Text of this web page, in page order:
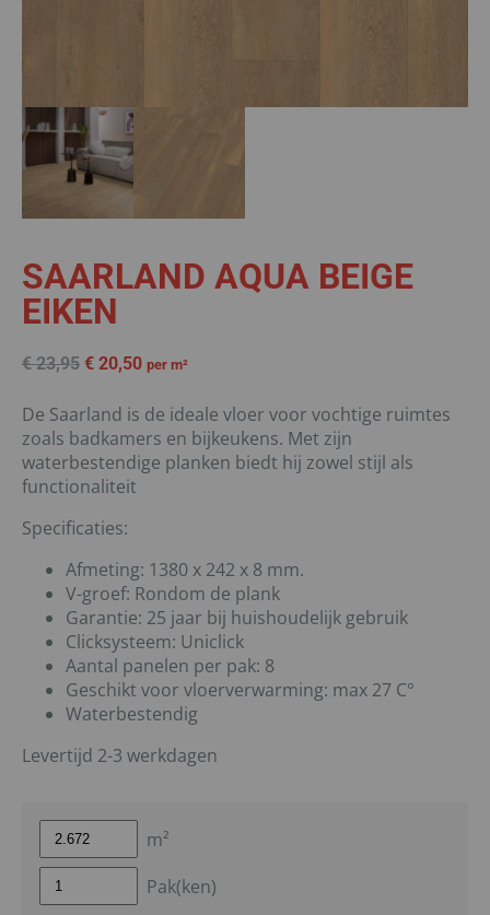
SAARLAND AQUA BEIGE
EIKEN
€23,95 € 20,50 per m²
De Saarland is de ideale vloer voor vochtige ruimtes
zoals badkamers en bijkeukens. Met zijn
waterbestendige planken biedt hij zowel stijl als
functionaliteit
Specificaties:
Afmeting: 1380 x 242 x 8 mm.
V-groef: Rondom de plank
Garantie: 25 jaar bij huishoudelijk gebruik
Clicksysteem: Uniclick
Aantal panelen per pak: 8
Geschikt voor vloerverwarming: max 27 C°
Waterbestendig
Levertijd 2-3 werkdagen
m²
Pak(ken)